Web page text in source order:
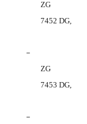
ZG
7452 DG,
–
ZG
7453 DG,
–